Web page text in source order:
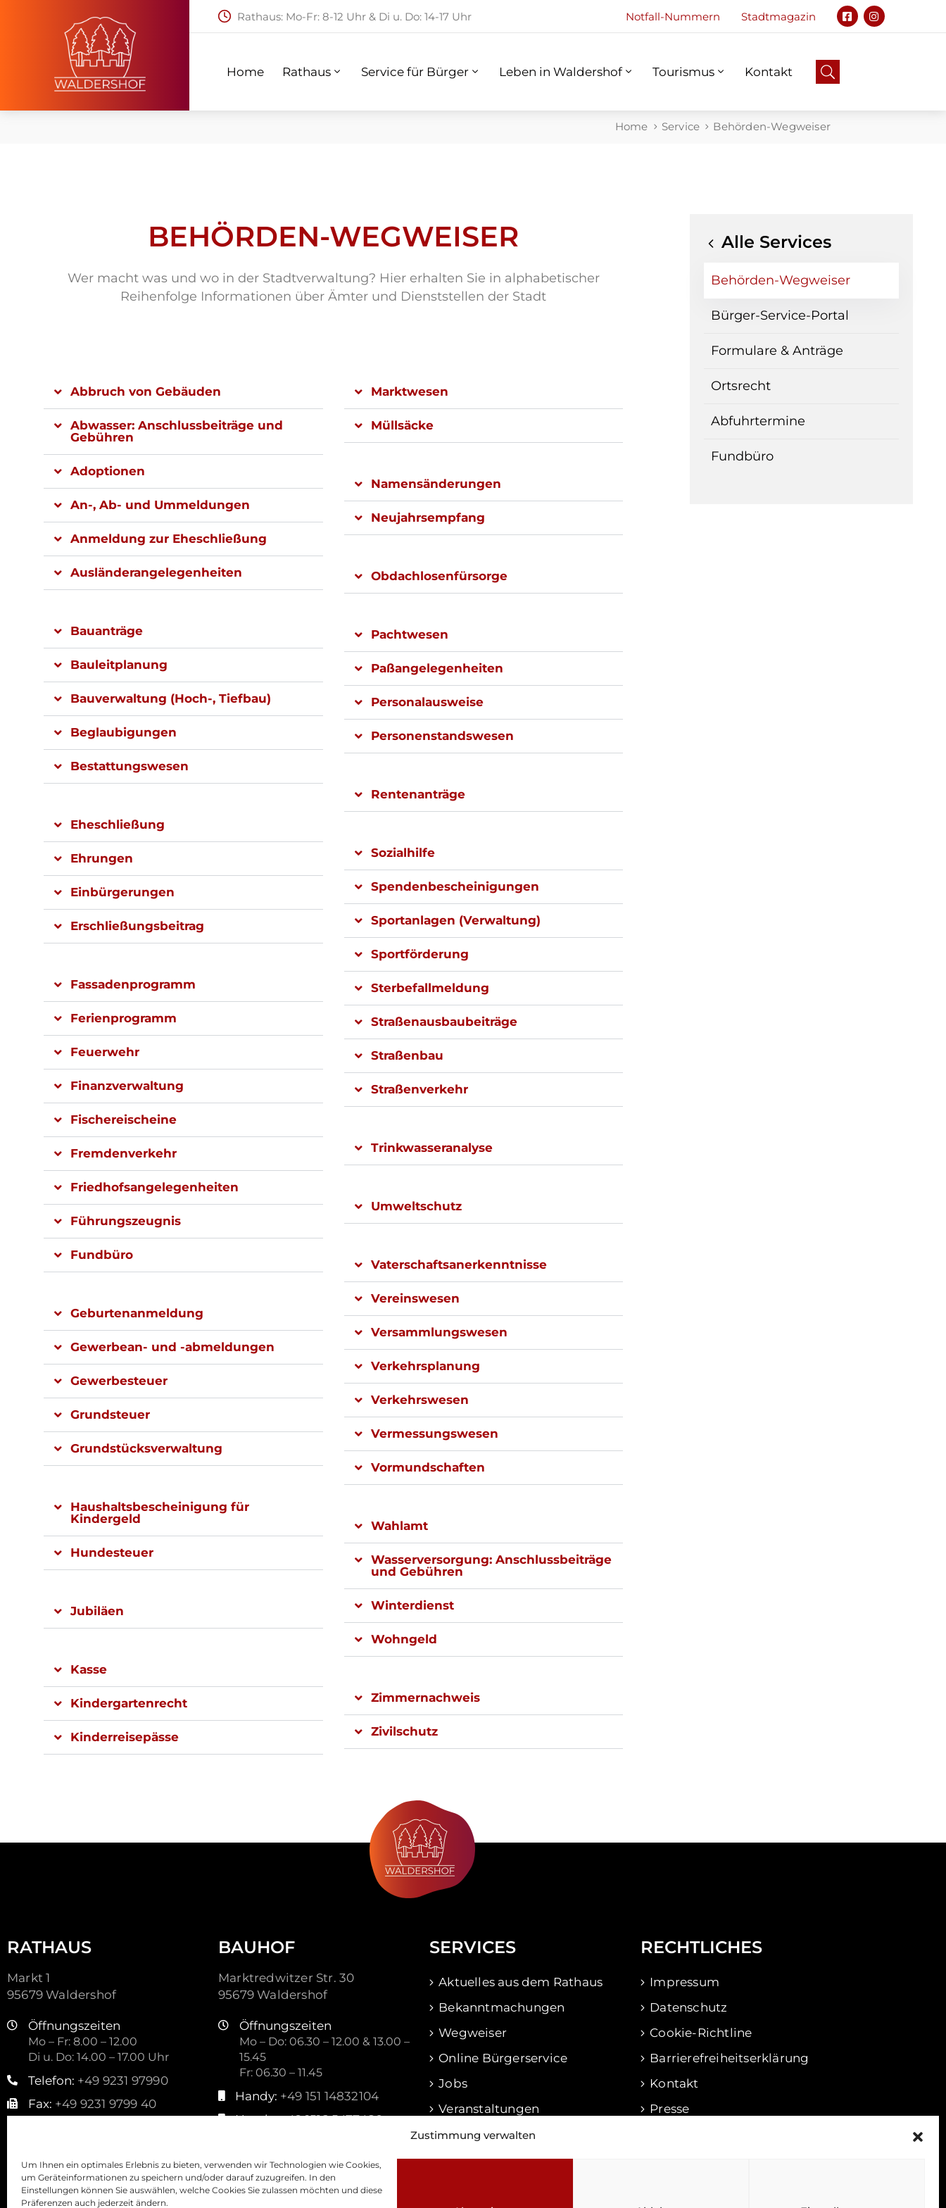
Zustimmung verwalten
Um Ihnen ein optimales Erlebnis zu bieten, verwenden wir Technologien wie Cookies,
um Geräteinformationen zu speichern und/oder darauf zuzugreifen. In den
Einstellungen können Sie auswählen, welche Cookies Sie zulassen möchten und diese
Präferenzen auch jederzeit ändern.
Rathaus: Mo-Fr: 8-12 Uhr & Di u. Do: 14-17 Uhr Notfall-Nummern Stadtmagazin
Home Rathaus Service für Bürger Leben in Waldershof Tourismus Kontakt
Home Service Behörden-Wegweiser
BEHÖRDEN-WEGWEISER
Wer macht was und wo in der Stadtverwaltung? Hier erhalten Sie in alphabetischer
Reihenfolge Informationen über Ämter und Dienststellen der Stadt
Abbruch von Gebäuden
Abwasser: Anschlussbeiträge und
Gebühren
Adoptionen
An-, Ab- und Ummeldungen
Anmeldung zur Eheschließung
Ausländerangelegenheiten
Bauanträge
Bauleitplanung
Bauverwaltung (Hoch-, Tiefbau)
Beglaubigungen
Bestattungswesen
Eheschließung
Ehrungen
Einbürgerungen
Erschließungsbeitrag
Fassadenprogramm
Ferienprogramm
Feuerwehr
Finanzverwaltung
Fischereischeine
Fremdenverkehr
Friedhofsangelegenheiten
Führungszeugnis
Fundbüro
Geburtenanmeldung
Gewerbean- und -abmeldungen
Gewerbesteuer
Grundsteuer
Grundstücksverwaltung
Haushaltsbescheinigung für
Kindergeld
Hundesteuer
Jubiläen
Kasse
Kindergartenrecht
Kinderreisepässe
Marktwesen
Müllsäcke
Namensänderungen
Neujahrsempfang
Obdachlosenfürsorge
Pachtwesen
Paßangelegenheiten
Personalausweise
Personenstandswesen
Rentenanträge
Sozialhilfe
Spendenbescheinigungen
Sportanlagen (Verwaltung)
Sportförderung
Sterbefallmeldung
Straßenausbaubeiträge
Straßenbau
Straßenverkehr
Trinkwasseranalyse
Umweltschutz
Vaterschaftsanerkenntnisse
Vereinswesen
Versammlungswesen
Verkehrsplanung
Verkehrswesen
Vermessungswesen
Vormundschaften
Wahlamt
Wasserversorgung: Anschlussbeiträge
und Gebühren
Winterdienst
Wohngeld
Zimmernachweis
Zivilschutz
Alle Services
Behörden-Wegweiser
Bürger-Service-Portal
Formulare & Anträge
Ortsrecht
Abfuhrtermine
Fundbüro
RATHAUS
Markt 1
95679 Waldershof
Öffnungszeiten
Mo – Fr: 8.00 – 12.00
Di u. Do: 14.00 – 17.00 Uhr
Telefon: +49 9231 97990
Fax: +49 9231 9799 40
BAUHOF
Marktredwitzer Str. 30
95679 Waldershof
Öffnungszeiten
Mo – Do: 06.30 – 12.00 & 13.00 –
15.45
Fr: 06.30 – 11.45
Handy: +49 151 14832104
Handy:+49 1516 5477480
stadtbauhof@waldershof.de
SERVICES
Aktuelles aus dem Rathaus
Bekanntmachungen
Wegweiser
Online Bürgerservice
Jobs
Veranstaltungen
Waldershof Aktuell
RECHTLICHES
Impressum
Datenschutz
Cookie-Richtline
Barrierefreiheitserklärung
Kontakt
Presse